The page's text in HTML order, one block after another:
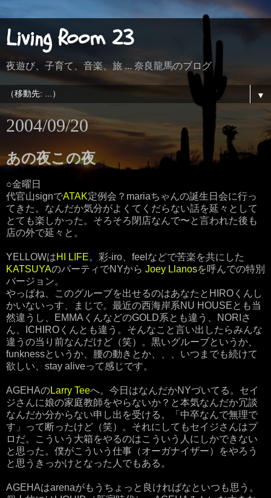
Living Room 23
夜遊び、子育て、音楽、旅 ... 奈良龍馬のブログ
▼
2004/09/20
あの夜この夜
○金曜日
代官山signでATAK定例会？mariaちゃんの誕生日会に行っ
てきた。なんだか気分がよくてくだらない話を延々として
とても楽しかった。そろそろ閉店なんで〜と言われた後も
店の外で延々と。
YELLOWはHI LIFE。彩-iro、feelなどで苦楽を共にした
KATSUYAのパーティでNYから Joey Llanosを呼んでの特別
バージョン。
やっぱね、このグルーブを出せるのはあなたとHIROくんし
かいないっす、まじで。最近の西海岸系NU HOUSEとも当
然違うし、EMMAくんなどのGOLD系とも違う、NORIさ
ん、ICHIROくんとも違う。そんなこと言い出したらみんな
違うの当り前なんだけど（笑）。黒いグルーブというか、
funknessというか、腰の動きとか、、、いつまでも続けて
欲しい、stay aliveって感じです。
AGEHAのLarry Teeへ。今日はなんだかNYづいてる。セイ
ジさんに娘の家庭教師をやらないか？と本気なんだか冗談
なんだか分からない申し出を受ける。「中卒なんで無理で
す」って断ったけど（笑）。それにしてもセイジさんはプ
ロだ。こういう大箱をやるのはこういう人にしかできない
と思った。僕がこういう仕事（オーガナイザー）をやろう
と思うきっかけとなった人でもある。
AGEHAはarenaがもうちょっと良ければなといつも思う。